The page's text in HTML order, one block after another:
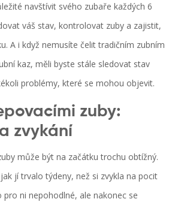
navštívit svého zubaře každých 6
váš stav, kontrolovat zuby a zajistit,
A i když nemusíte čelit tradičním zubním
kaz, měli byste stále sledovat stav
problémy, které se mohou objevit.
zuby:
zvykání
může být na začátku trochu obtížný.
jí trvalo týdeny, než si zvykla na pocit
pro ni nepohodlné, ale nakonec se